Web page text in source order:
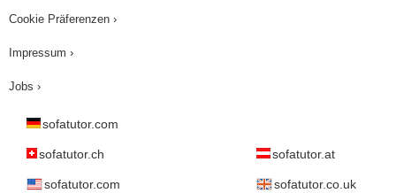
Cookie Präferenzen ›
Impressum ›
Jobs ›
sofatutor.com
sofatutor.ch sofatutor.at
sofatutor.com sofatutor.co.uk